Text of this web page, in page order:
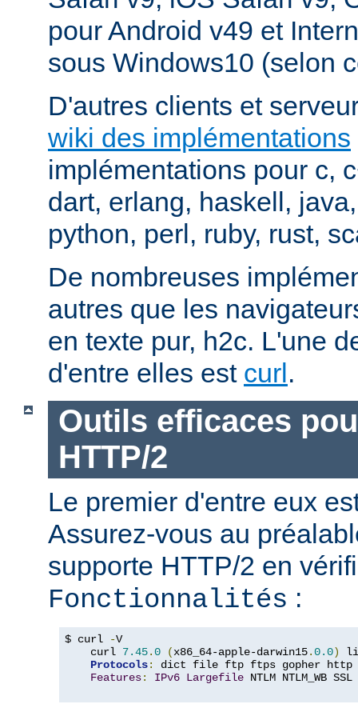
pour Android v49 et
sous Windows10 (selon
D'autres clients et
wiki des implémentations
implémentations pour c,
dart, erlang, haskell,
python, perl, ruby, rust,
De nombreuses
autres que les
en texte pur, h2c. L'une
d'entre elles est curl.
Outils efficaces
HTTP/2
Le premier d'entre eux
Assurez-vous au
supporte HTTP/2 en
Fonctionnalités :
$ curl -V
    curl
7.45.0 (x86_64-apple-darwin15.0.0)
Protocols:
dict file ftp ftps gopher http
Features: IPv6 Largefile NTLM NTLM_WB